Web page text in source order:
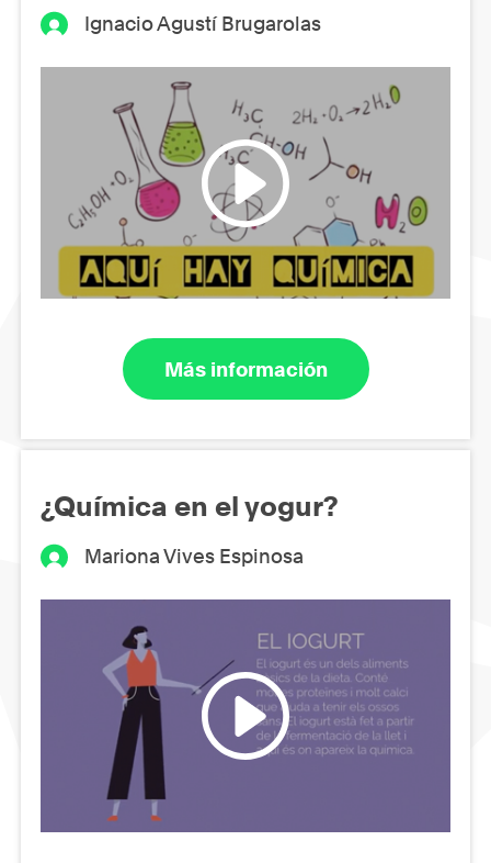
Ignacio Agustí Brugarolas
Más información
¿Química en el yogur?
Mariona Vives Espinosa